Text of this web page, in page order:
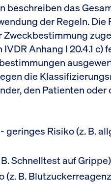
beschreiben das
der Regeln. Die
Anhang I 20.4.1 c)
die
den Patienten oder
geringes Risiko (z. B.
Schnelltest auf Grippe)
(z. B.